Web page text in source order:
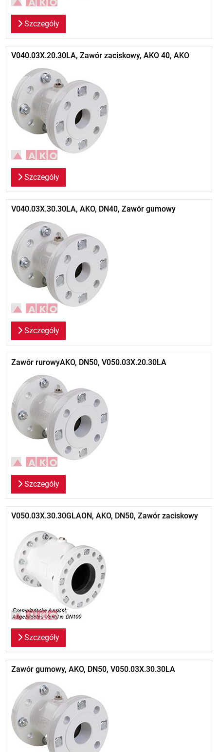
Szczegóły
V040.03X.20.30LA, Zawór zaciskowy, AKO 40, AKO
Szczegóły
V040.03X.30.30LA, AKO, DN40, Zawór gumowy
Szczegóły
Zawór rurowyAKO, DN50, V050.03X.20.30LA
Szczegóły
V050.03X.30.30GLAON, AKO, DN50, Zawór zaciskowy
Szczegóły
Zawór gumowy, AKO, DN50, V050.03X.30.30LA